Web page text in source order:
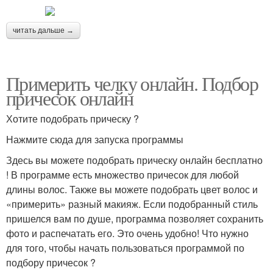
читать дальше →
Примерить челку онлайн. Подбор
причесок онлайн
Хотите подобрать прическу ?
Нажмите сюда для запуска программы
Здесь вы можете подобрать прическу онлайн бесплатно
! В программе есть множество причесок для любой
длины волос. Также вы можете подобрать цвет волос и
«примерить» разный макияж. Если подобранный стиль
пришелся вам по душе, программа позволяет сохранить
фото и распечатать его. Это очень удобно! Что нужно
для того, чтобы начать пользоваться программой по
подбору причесок ?